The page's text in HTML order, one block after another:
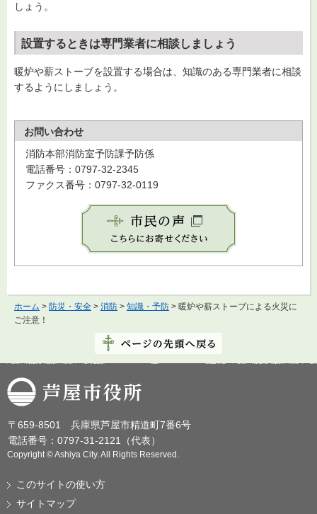
しょう。
設置するときは専門業者に相談しましょう
暖炉や薪ストーブを設置する場合は、知識のある専門業者に相談
するようにしましょう。
お問い合わせ
消防本部消防室予防課予防係
電話番号：0797-32-2345
ファクス番号：0797-32-0119
ホーム > 防災・安全 > 消防 > 知識・予防 > 暖炉や薪ストーブによる火災に
ご注意！
芦屋市役所
〒659-8501 兵庫県芦屋市精道町7番6号
電話番号：0797-31-2121（代表）
Copyright © Ashiya City. All Rights Reserved.
このサイトの使い方
サイトマップ